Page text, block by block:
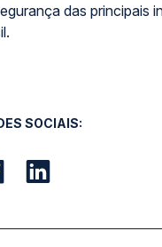
das principais
SOCIAIS: